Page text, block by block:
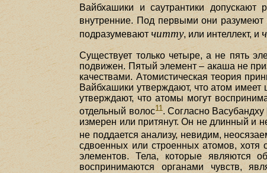
Вайбхашики и саутрантики
внутренние. Под первыми они разумеют
подразумеваютчитту, или интеллект, и
Существует только четыре, а не пять
подвижен. Пятый элемент – акаша не
качествами. Атомистическая теория
Вайбхашики утверждают, что атом
утверждают, что атомы могут
отдельный волос11. Согласно Васубандху
измерен или притянут. Он не длинный и
не поддается анализу, невидим,
сдвоенных или строенных атомов, хотя
элементов. Тела, которые являются
воспринимаются органами чувств,